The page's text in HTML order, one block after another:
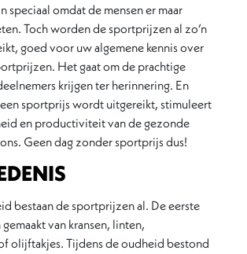
speciaal omdat de mensen er maar
Toch worden de sportprijzen al zo’n
goed voor uw algemene kennis over
Het gaat om de prachtige
krijgen ter herinnering. En
sportprijs wordt uitgereikt, stimuleert
en productiviteit van de gezonde
Geen dag zonder sportprijs dus!
bestaan de sportprijzen al. De eerste
van kransen, linten,
olijftakjes. Tijdens de oudheid bestond